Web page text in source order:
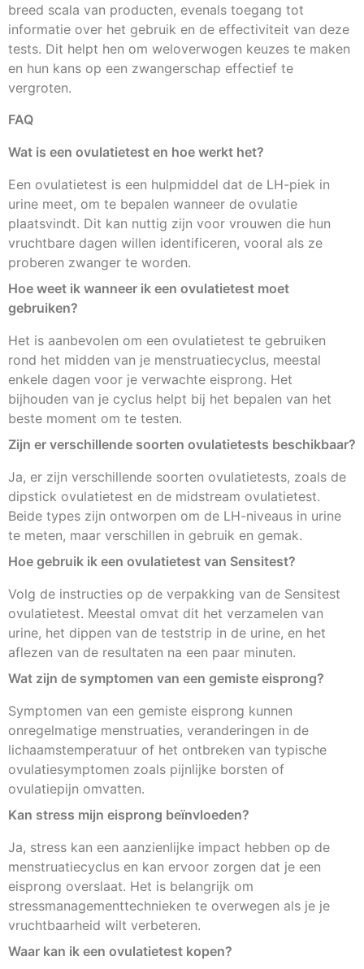
breed scala van producten, evenals toegang tot
informatie over het gebruik en de effectiviteit van deze
tests. Dit helpt hen om weloverwogen keuzes te maken
en hun kans op een zwangerschap effectief te
vergroten.
FAQ
Wat is een ovulatietest en hoe werkt het?
Een ovulatietest is een hulpmiddel dat de LH-piek in
urine meet, om te bepalen wanneer de ovulatie
plaatsvindt. Dit kan nuttig zijn voor vrouwen die hun
vruchtbare dagen willen identificeren, vooral als ze
proberen zwanger te worden.
Hoe weet ik wanneer ik een ovulatietest moet
gebruiken?
Het is aanbevolen om een ovulatietest te gebruiken
rond het midden van je menstruatiecyclus, meestal
enkele dagen voor je verwachte eisprong. Het
bijhouden van je cyclus helpt bij het bepalen van het
beste moment om te testen.
Zijn er verschillende soorten ovulatietests beschikbaar?
Ja, er zijn verschillende soorten ovulatietests, zoals de
dipstick ovulatietest en de midstream ovulatietest.
Beide types zijn ontworpen om de LH-niveaus in urine
te meten, maar verschillen in gebruik en gemak.
Hoe gebruik ik een ovulatietest van Sensitest?
Volg de instructies op de verpakking van de Sensitest
ovulatietest. Meestal omvat dit het verzamelen van
urine, het dippen van de teststrip in de urine, en het
aflezen van de resultaten na een paar minuten.
Wat zijn de symptomen van een gemiste eisprong?
Symptomen van een gemiste eisprong kunnen
onregelmatige menstruaties, veranderingen in de
lichaamstemperatuur of het ontbreken van typische
ovulatiesymptomen zoals pijnlijke borsten of
ovulatiepijn omvatten.
Kan stress mijn eisprong beïnvloeden?
Ja, stress kan een aanzienlijke impact hebben op de
menstruatiecyclus en kan ervoor zorgen dat je een
eisprong overslaat. Het is belangrijk om
stressmanagementtechnieken te overwegen als je je
vruchtbaarheid wilt verbeteren.
Waar kan ik een ovulatietest kopen?